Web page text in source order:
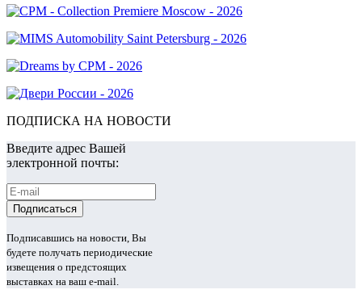
ПОДПИСКА НА НОВОСТИ
Введите адрес Вашей
электронной почты:
Подписавшись на новости, Вы
будете получать периодические
извещения о предстоящих
выставках на ваш e-mail.